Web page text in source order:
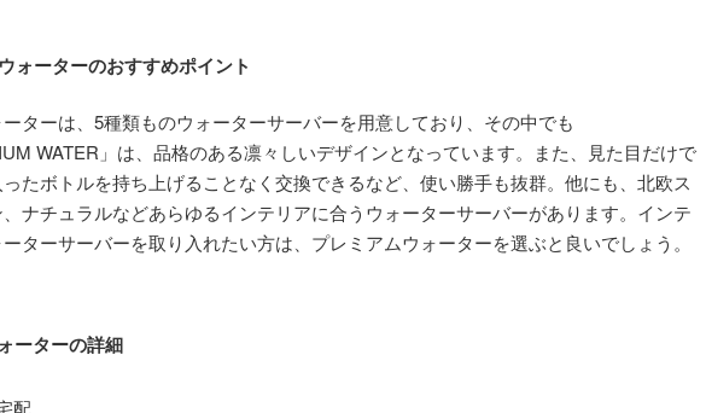
ォーターのおすすめポイント
ターは、5種類ものウォーターサーバーを用意しており、その中でも
WATER」は、品格のある凛々しいデザインとなっています。また、見た目だけで
たボトルを持ち上げることなく交換できるなど、使い勝手も抜群。他にも、北欧ス
ナチュラルなどあらゆるインテリアに合うウォーターサーバーがあります。インテ
ターサーバーを取り入れたい方は、プレミアムウォーターを選ぶと良いでしょう。
ーターの詳細
配